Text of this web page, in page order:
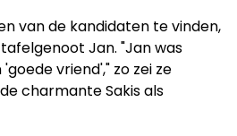
van de kandidaten te vinden,
Jan. "Jan was
vriend'," zo zei ze
charmante Sakis als